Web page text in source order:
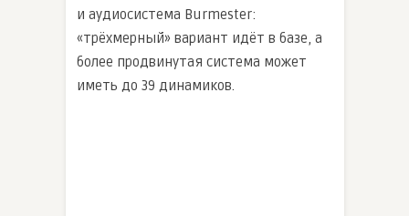
и аудиосистема Burmester:
«трёхмерный» вариант идёт в базе, а
более продвинутая система может
иметь до 39 динамиков.